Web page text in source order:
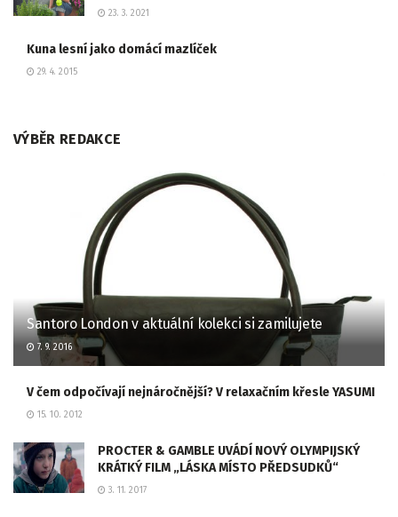
23. 3. 2021
Kuna lesní jako domácí mazlíček
29. 4. 2015
VÝBĚR REDAKCE
Santoro London v aktuální kolekci si zamilujete
7. 9. 2016
V čem odpočívají nejnáročnější? V relaxačním křesle YASUMI
15. 10. 2012
PROCTER & GAMBLE UVÁDÍ NOVÝ OLYMPIJSKÝ
KRÁTKÝ FILM „LÁSKA MÍSTO PŘEDSUDKŮ“
3. 11. 2017